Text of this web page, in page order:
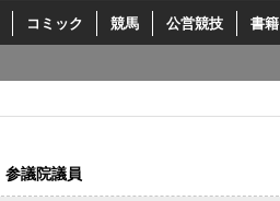
コミック 競馬 公営競技 書籍
参議院議員